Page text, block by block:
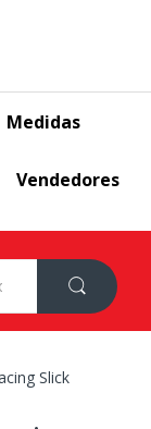
Medidas
Vendedores
Slick